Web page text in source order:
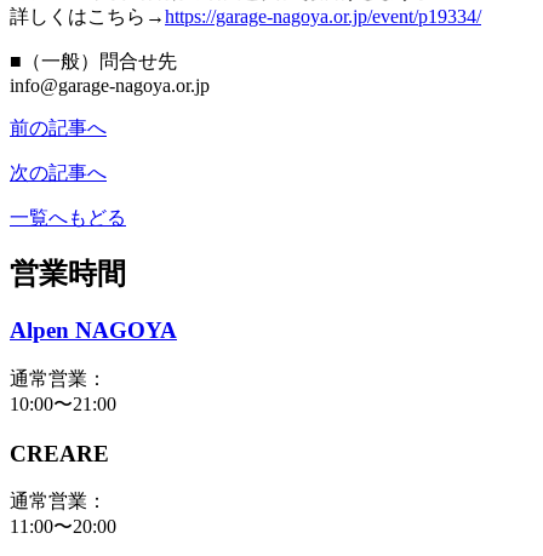
詳しくはこちら→https://garage-nagoya.or.jp/event/p19334/
■（一般）問合せ先
info@garage-nagoya.or.jp
前の記事へ
次の記事へ
一覧へもどる
営業時間
Alpen NAGOYA
通常営業：
10:00〜21:00
CREARE
通常営業：
11:00〜20:00